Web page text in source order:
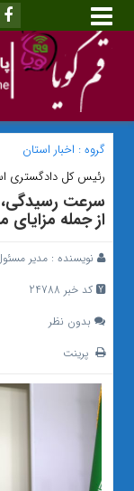
گروه : اخبار استان
رئیس کل دادگستری
سرعت
از جمله
نویسنده : مدیر
کد خبر 24788
بدون نظر
پرینت